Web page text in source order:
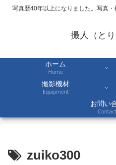
写真歴40年以上になりました。写真・
撮人（とり
ホーム
Home
撮影機材
Equipment
お問い
zuiko300